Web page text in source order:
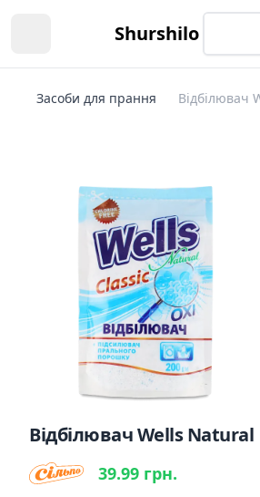
Shurshilo
Засоби для прання Відбілювач
Відбілювач Wells Natural
39.99 грн.